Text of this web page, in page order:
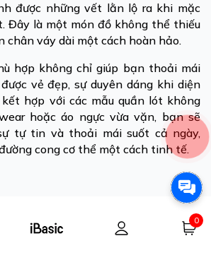
0
được những vết lằn lộ ra khi mặc
Đây là một món đồ không thể thiếu
chân váy dài một cách hoàn hảo.
hợp không chỉ giúp bạn thoải mái
vẻ đẹp, sự duyên dáng khi diện
hợp với các mẫu quần lót không
hoặc áo ngực vừa vặn, bạn sẽ
tự tin và thoải mái suốt cả ngày,
cong cơ thể một cách tinh tế.
phối đồ với chân váy dài ở trên,
đã có thêm nhiều cảm hứng để làm